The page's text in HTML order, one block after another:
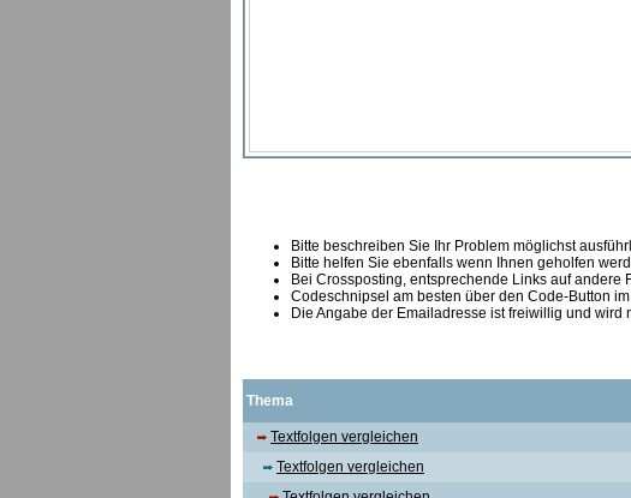
Bitte beschreiben Sie Ihr Problem möglichst
Bitte helfen Sie ebenfalls wenn Ihnen geholfen
Bei Crossposting, entsprechende Links auf andere
Codeschnipsel am besten über den Code-Button
Die Angabe der Emailadresse ist freiwillig und
Thema
Textfolgen vergleichen
Textfolgen vergleichen